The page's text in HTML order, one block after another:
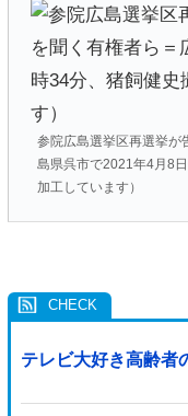
参院広島選挙区再選挙が
島県呉市で2021年4月8
加工しています）
テレビ大好き高齢者